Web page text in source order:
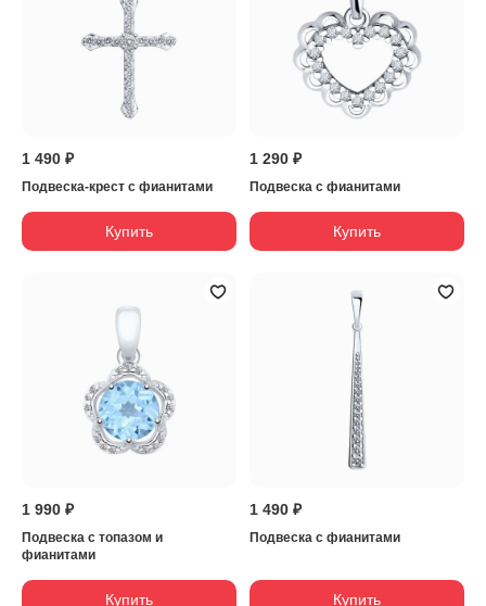
1 490 ₽
Подвеска-крест с фианитами
Купить
1 290 ₽
Подвеска с фианитами
Купить
1 990 ₽
Подвеска с топазом и
фианитами
Купить
1 490 ₽
Подвеска с фианитами
Купить